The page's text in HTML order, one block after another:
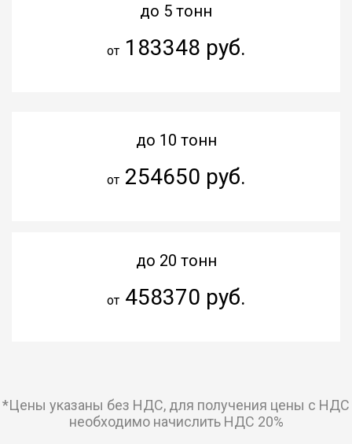
до 5 тонн
от183348 руб.
до 10 тонн
от254650 руб.
до 20 тонн
от458370 руб.
*Цены указаны без НДС, для получения цены с НДС
необходимо начислить НДС 20%